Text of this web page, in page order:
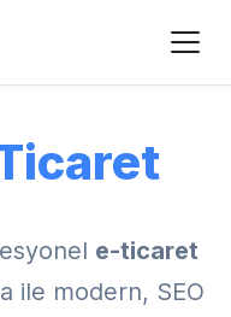
e-ticaret
ile modern, SEO